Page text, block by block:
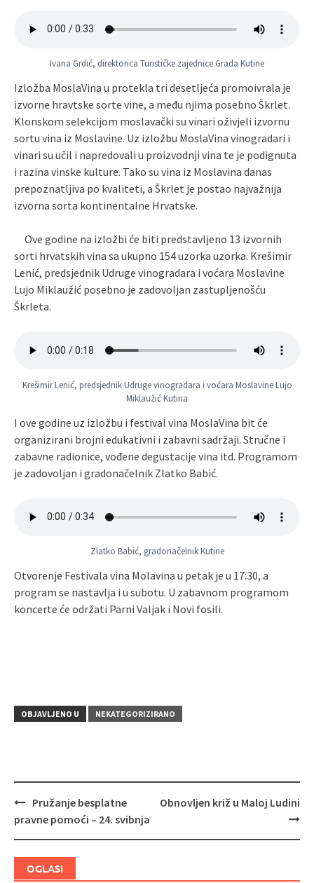
Ivana Grdić, direktorica Turističke zajednice Grada Kutine
Izložba MoslaVina u protekla tri desetljeća promoivrala je
izvorne hravtske sorte vine, a među njima posebno Škrlet.
Klonskom selekcijom moslavački su vinari oživjeli izvornu
sortu vina iz Moslavine. Uz izložbu MoslaVina vinogradari i
vinari su učil i napredovali u proizvodnji vina te je podignuta
i razina vinske kulture. Tako su vina iz Moslavina danas
prepoznatljiva po kvaliteti, a Škrlet je postao najvažnija
izvorna sorta kontinentalne Hrvatske.
Ove godine na izložbi će biti predstavljeno 13 izvornih
sorti hrvatskih vina sa ukupno 154 uzorka uzorka. Krešimir
Lenić, predsjednik Udruge vinogradara i voćara Moslavine
Lujo Miklaužić posebno je zadovoljan zastupljenošću
Škrleta.
Krešimir Lenić, predsjednik Udruge vinogradara i voćara Moslavine Lujo
Miklaužić Kutina
I ove godine uz izložbu i festival vina MoslaVina bit će
organizirani brojni edukativni i zabavni sadržaji. Stručne i
zabavne radionice, vođene degustacije vina itd. Programom
je zadovoljan i gradonačelnik Zlatko Babić.
Zlatko Babić, gradonačelnik Kutine
Otvorenje Festivala vina Molavina u petak je u 17:30, a
program se nastavlja i u subotu. U zabavnom programom
koncerte će održati Parni Valjak i Novi fosili.
OBJAVLJENO U NEKATEGORIZIRANO
Navigacija
objava
Pružanje besplatne
pravne pomoći – 24. svibnja
Obnovljen križ u Maloj Ludini
OGLASI